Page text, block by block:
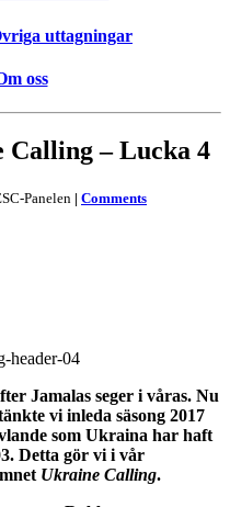
uttagningar
oss
– Lucka 4
Panelen | Comments
Jamalas seger i våras. Nu
vi inleda säsong 2017
som Ukraina har haft
Detta gör vi i vår
Ukraine Calling.